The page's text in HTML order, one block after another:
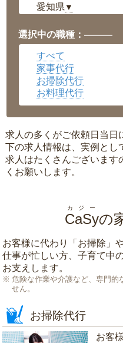
愛知県 ▼
岡山県▼
広島県▼
沖縄県
選択中の職種：———
すべて
家事代行
お掃除代行
お料理代行
求人の多くがご依頼日当日
下の求人情報は、実例とし
求人はたくさんございます
くお願いします。
CaSy
カジー
の
お客様に代わり「 お掃除 」
仕事が忙しい方、子育て中
お支えします。
危険な作業や介護など、専門的
せん。
お掃除代行
お客